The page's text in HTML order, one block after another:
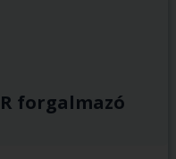
forgalmazó